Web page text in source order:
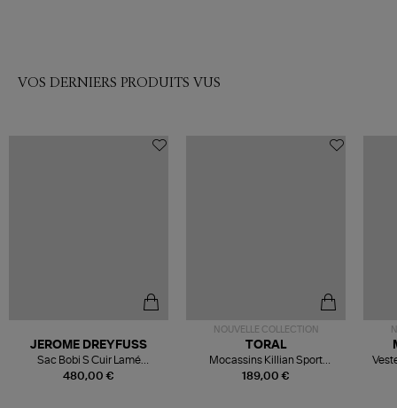
VOS DERNIERS PRODUITS VUS
480,00 €
JEROME DREYFUSS
Sac Bobi S Cuir Lamé
Champagne
NOUVELLE COLLECTION
189,00 €
TORAL
Mocassins Killian Sport
Mousse